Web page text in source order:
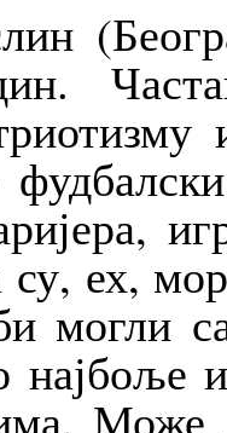
ех,
могли
најбоље
Може